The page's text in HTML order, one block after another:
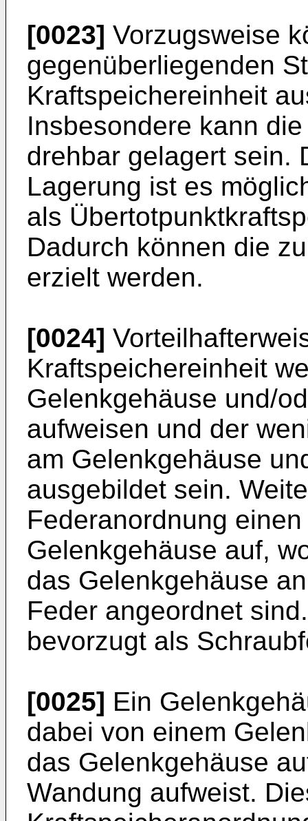
[0023] Vorzugsweise
gegenüberliegenden
Kraftspeichereinheit
Insbesondere kann
drehbar gelagert sein.
Lagerung ist es
als
Dadurch können die
erzielt werden.
[0024]
Kraftspeichereinheit
Gelenkgehäuse und/
aufweisen und der
am Gelenkgehäuse
ausgebildet sein.
Federanordnung
Gelenkgehäuse auf,
das Gelenkgehäuse
Feder angeordnet
bevorzugt als
[0025] Ein
dabei von einem
das Gelenkgehäuse
Wandung aufweist.